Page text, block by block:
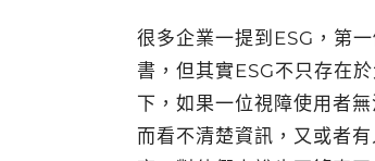
很多企業一提到ESG，第
書，但其實ESG不只存在
下，如果一位視障使用者
而看不清楚資訊，又或者